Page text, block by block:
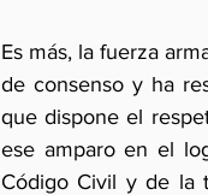
Es más, la fuerza
de consenso y ha
que dispone el
ese amparo en el
Código Civil y de la